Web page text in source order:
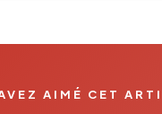
AIMÉ CET